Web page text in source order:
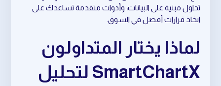
تداول مبنية على البيانات، وأدوات متقدمة تساعدك على
اتخاذ قرارات أفضل في السوق.
لماذا يختار المتداولون
SmartChartX لتحليل